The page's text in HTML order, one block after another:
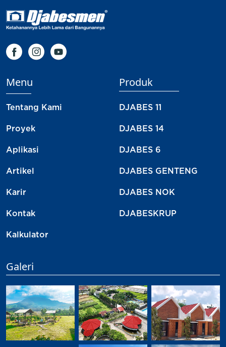
Menu
Tentang Kami
Proyek
Aplikasi
Artikel
Karir
Kontak
Kalkulator
Produk
DJABES 11
DJABES 14
DJABES 6
DJABES GENTENG
DJABES NOK
DJABESKRUP
Galeri